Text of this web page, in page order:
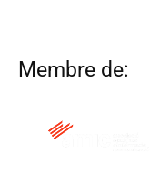
Membre de: